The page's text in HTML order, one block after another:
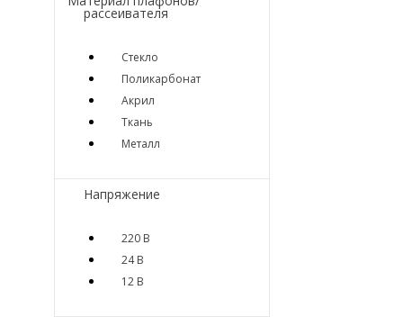
рассеивателя
Стекло
Поликарбонат
Акрил
Ткань
Металл
Напряжение
220 В
24 В
12 В